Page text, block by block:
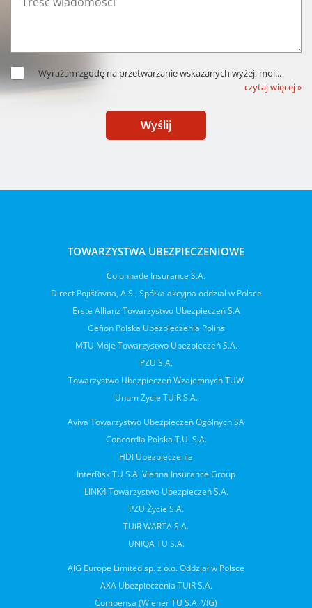
Wyrażam zgodę na przetwarzanie wskazanych wyżej, moi...
czytaj więcej »
Wyślij
TOWARZYSTWA UBEZPIECZENIOWE
Colonnade Insurance S.A.
Direct Pojišťovna, A.S., Spółka akcyjna oddział w Polsce
Erste Allianz Towarzystwo Ubezpieczeń S.A
Gefion Polska Ubezpieczenia Polins
MTU Moje Towarzystwo Ubezpieczeń S.A.
PZU S.A.
Towarzystwo Ubezpieczeń Wzajemnych TUW
Unum Życie TUiR S.A.
Aviva Towarzystwo Ubezpieczeń Ogólnych SA
Concordia Polska T.U. S.A.
HDI Ubezpieczenia
InterRisk TU S.A. Vienna Insurance Group
LINK4 Towarzystwo Ubezpieczeń S.A.
PZU Życie S.A.
TUiR WARTA S.A.
UNIQA TU S.A.
AIG Europe Limited sp. z o.o. Oddział w Polsce
AXA Ubezpieczenia TUiR S.A.
Compensa (Wiener TU S.A. VIG)